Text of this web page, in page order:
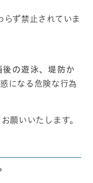
らず禁止されていま
の遊泳、堤防か
になる危険な行為
願いいたします。